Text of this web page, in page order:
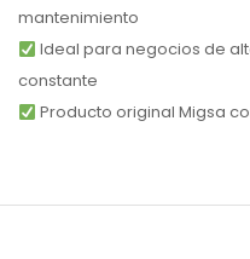
mantenimiento
Ideal para negocios de
constante
Producto original Migsa